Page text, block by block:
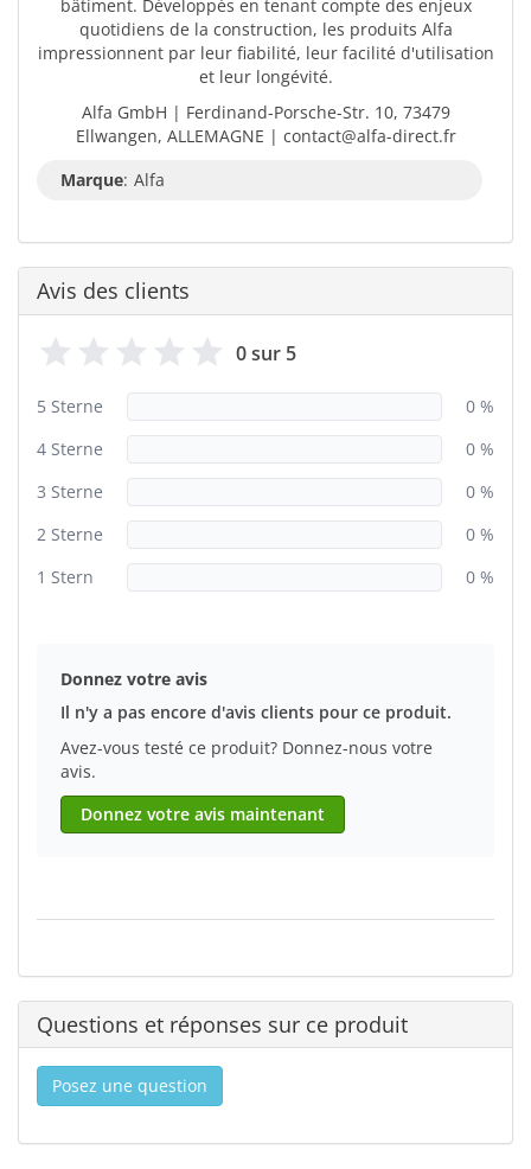
bâtiment. Développés en tenant compte des enjeux
quotidiens de la construction, les produits Alfa
impressionnent par leur fiabilité, leur facilité d'utilisation
et leur longévité.
Alfa GmbH | Ferdinand-Porsche-Str. 10, 73479
Ellwangen, ALLEMAGNE | contact@alfa-direct.fr
Marque: Alfa
Avis des clients
0 sur 5
5 Sterne
0 %
4 Sterne
0 %
3 Sterne
0 %
2 Sterne
0 %
1 Stern
0 %
Donnez votre avis
Il n'y a pas encore d'avis clients pour ce produit.
Avez-vous testé ce produit? Donnez-nous votre
avis.
Donnez votre avis maintenant
Questions et réponses sur ce produit
Posez une question